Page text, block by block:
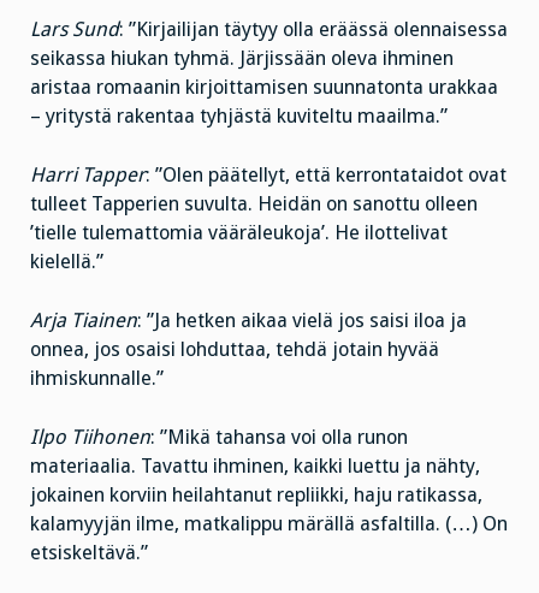
Lars Sund: ”Kirjailijan täytyy olla eräässä olennaisessa
seikassa hiukan tyhmä. Järjissään oleva ihminen
aristaa romaanin kirjoittamisen suunnatonta urakkaa
– yritystä rakentaa tyhjästä kuviteltu maailma.”
Harri Tapper: ”Olen päätellyt, että kerrontataidot ovat
tulleet Tapperien suvulta. Heidän on sanottu olleen
’tielle tulemattomia vääräleukoja’. He ilottelivat
kielellä.”
Arja Tiainen: ”Ja hetken aikaa vielä jos saisi iloa ja
onnea, jos osaisi lohduttaa, tehdä jotain hyvää
ihmiskunnalle.”
Ilpo Tiihonen: ”Mikä tahansa voi olla runon
materiaalia. Tavattu ihminen, kaikki luettu ja nähty,
jokainen korviin heilahtanut repliikki, haju ratikassa,
kalamyyjän ilme, matkalippu märällä asfaltilla. (…) On
etsiskeltävä.”